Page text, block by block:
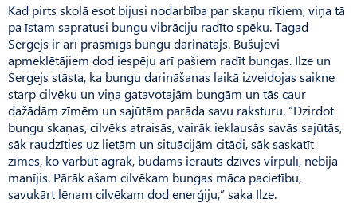
Kad pirts skolā esot bijusi nodarbība par skaņu rīkiem, viņa tā
pa īstam sapratusi bungu vibrāciju radīto spēku. Tagad
Sergejs ir arī prasmīgs bungu darinātājs. Bušujevi
apmeklētājiem dod iespēju arī pašiem radīt bungas. Ilze un
Sergejs stāsta, ka bungu darināšanas laikā izveidojas saikne
starp cilvēku un viņa gatavotajām bungām un tās caur
dažādām zīmēm un sajūtām parāda savu raksturu. “Dzirdot
bungu skaņas, cilvēks atraisās, vairāk ieklausās savās sajūtās,
sāk raudzīties uz lietām un situācijām citādi, sāk saskatīt
zīmes, ko varbūt agrāk, būdams ierauts dzīves virpulī, nebija
manījis. Pārāk ašam cilvēkam bungas māca pacietību,
savukārt lēnam cilvēkam dod enerģiju,” saka Ilze.